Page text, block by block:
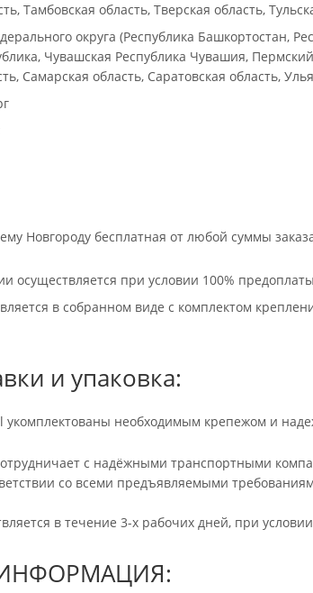
Тамбовская область, Тверская область,
округа (Республика Башкортостан,
Чувашская Республика Чувашия,
Самарская область, Саратовская область,
Новгороду бесплатная от любой суммы
осуществляется при условии 100%
в собранном виде с комплектом
и упаковка:
укомплектованы необходимым крепежом и
с надёжными транспортными
со всеми предъявляемыми
в течение 3-х рабочих дней, при